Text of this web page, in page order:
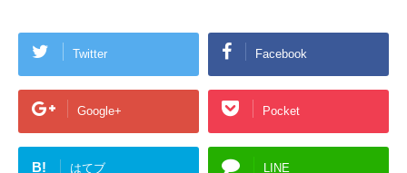
Twitter Facebook
Google+ Pocket
B! はてブ LINE